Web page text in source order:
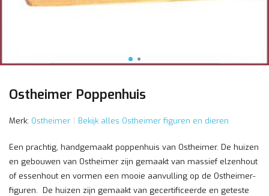
Ostheimer Poppenhuis
Merk: Ostheimer Bekijk alles Ostheimer figuren en dieren
Een prachtig, handgemaakt poppenhuis van Ostheimer. De huizen
en gebouwen van Ostheimer zijn gemaakt van massief elzenhout
of essenhout en vormen een mooie aanvulling op de Ostheimer-
figuren. De huizen zijn gemaakt van gecertificeerde en geteste